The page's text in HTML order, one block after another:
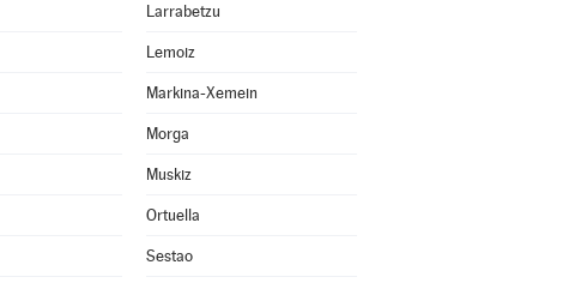
Larrabetzu
Lemoiz
Markina-Xemein
Morga
Muskiz
Ortuella
Sestao